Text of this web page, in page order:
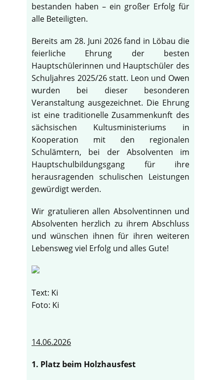
bestanden haben – ein großer Erfolg für
alle Beteiligten.
Bereits am 28. Juni 2026 fand in Löbau die
feierliche Ehrung der besten
Hauptschülerinnen und Hauptschüler des
Schuljahres 2025/26 statt. Leon und Owen
wurden bei dieser besonderen
Veranstaltung ausgezeichnet. Die Ehrung
ist eine traditionelle Zusammenkunft des
sächsischen Kultusministeriums in
Kooperation mit den regionalen
Schulämtern, bei der Absolventen im
Hauptschulbildungsgang für ihre
herausragenden schulischen Leistungen
gewürdigt werden.
Wir gratulieren allen Absolventinnen und
Absolventen herzlich zu ihrem Abschluss
und wünschen ihnen für ihren weiteren
Lebensweg viel Erfolg und alles Gute!
Text: Ki
Foto: Ki
14.06.2026
1. Platz beim Holzhausfest